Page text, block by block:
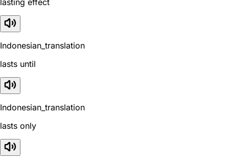
Indonesian_translation
lasts until
Indonesian_translation
lasts only